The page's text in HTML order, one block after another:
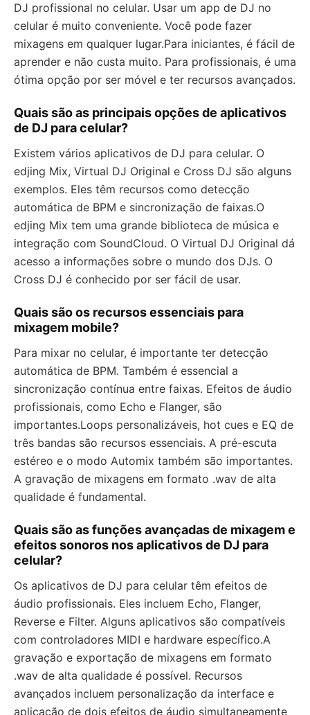
DJ profissional no celular. Usar um app de DJ no
celular é muito conveniente. Você pode fazer
mixagens em qualquer lugar.Para iniciantes, é fácil de
aprender e não custa muito. Para profissionais, é uma
ótima opção por ser móvel e ter recursos avançados.
Quais são as principais opções de aplicativos
de DJ para celular?
Existem vários aplicativos de DJ para celular. O
edjing Mix, Virtual DJ Original e Cross DJ são alguns
exemplos. Eles têm recursos como detecção
automática de BPM e sincronização de faixas.O
edjing Mix tem uma grande biblioteca de música e
integração com SoundCloud. O Virtual DJ Original dá
acesso a informações sobre o mundo dos DJs. O
Cross DJ é conhecido por ser fácil de usar.
Quais são os recursos essenciais para
mixagem mobile?
Para mixar no celular, é importante ter detecção
automática de BPM. Também é essencial a
sincronização contínua entre faixas. Efeitos de áudio
profissionais, como Echo e Flanger, são
importantes.Loops personalizáveis, hot cues e EQ de
três bandas são recursos essenciais. A pré-escuta
estéreo e o modo Automix também são importantes.
A gravação de mixagens em formato .wav de alta
qualidade é fundamental.
Quais são as funções avançadas de mixagem e
efeitos sonoros nos aplicativos de DJ para
celular?
Os aplicativos de DJ para celular têm efeitos de
áudio profissionais. Eles incluem Echo, Flanger,
Reverse e Filter. Alguns aplicativos são compatíveis
com controladores MIDI e hardware específico.A
gravação e exportação de mixagens em formato
.wav de alta qualidade é possível. Recursos
avançados incluem personalização da interface e
aplicação de dois efeitos de áudio simultaneamente